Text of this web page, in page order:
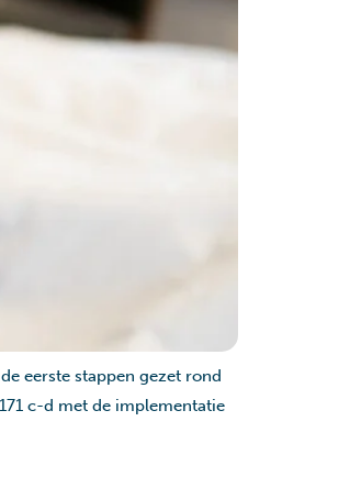
eerste stappen gezet rond
c-d met de implementatie